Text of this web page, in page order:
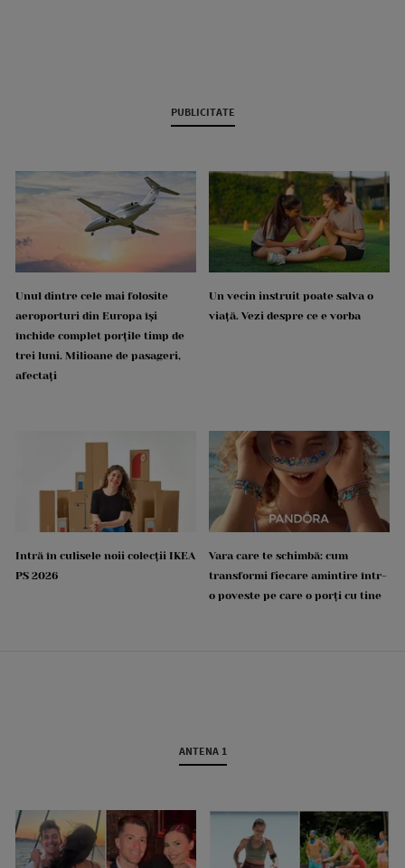
PUBLICITATE
Unul dintre cele mai folosite
aeroporturi din Europa își
închide complet porțile timp de
trei luni. Milioane de pasageri,
afectați
Un vecin instruit poate salva o
viață. Vezi despre ce e vorba
Intră în culisele noii colecții IKEA
PS 2026
Vara care te schimbă: cum
transformi fiecare amintire într-
o poveste pe care o porți cu tine
ANTENA 1